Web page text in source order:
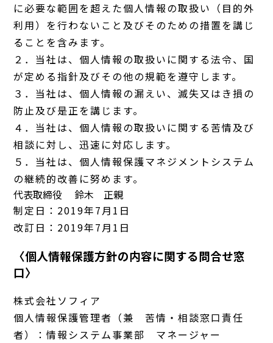
に必要な範囲を超えた個人情報の取扱い（目的外
利用）を行わないこと及びそのための措置を講じ
ることを含みます。
２．当社は、個人情報の取扱いに関する法令、国
が定める指針及びその他の規範を遵守します。
３．当社は、個人情報の漏えい、滅失又はき損の
防止及び是正を講じます。
４．当社は、個人情報の取扱いに関する苦情及び
相談に対し、迅速に対応します。
５．当社は、個人情報保護マネジメントシステム
の継続的改善に努めます。
代表取締役 鈴木 正親
制定日：2019年7月1日
改訂日：2019年7月1日
〈個人情報保護方針の内容に関する問合せ窓
口〉
株式会社ソフィア
個人情報保護管理者（兼 苦情・相談窓口責任
者）：情報システム事業部 マネージャー